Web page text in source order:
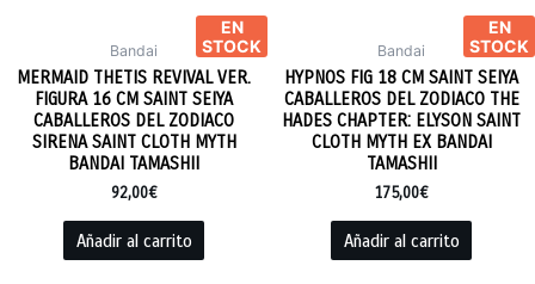
EN
STOCK
Bandai
MERMAID THETIS REVIVAL VER.
FIGURA 16 CM SAINT SEIYA
CABALLEROS DEL ZODIACO
SIRENA SAINT CLOTH MYTH
BANDAI TAMASHII
92,00€
Añadir al carrito
EN
STOCK
Bandai
HYPNOS FIG 18 CM SAINT SEIYA
CABALLEROS DEL ZODIACO THE
HADES CHAPTER: ELYSON SAINT
CLOTH MYTH EX BANDAI
TAMASHII
175,00€
Añadir al carrito